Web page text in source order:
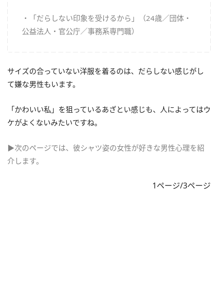
・「だらしない印象を受けるから」（24歳／団体・
公益法人・官公庁／事務系専門職）
サイズの合っていない洋服を着るのは、だらしない感じがし
て嫌な男性もいます。
「かわいい私」を狙っているあざとい感じも、人によってはウ
ケがよくないみたいですね。
▶次のページでは、彼シャツ姿の女性が好きな男性心理を紹
介します。
1ページ/3ページ